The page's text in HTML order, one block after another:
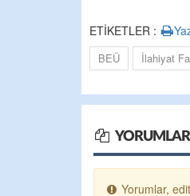
ETİKETLER :
BEÜ İlahiyat
YORUMLAR
Yorumlar,